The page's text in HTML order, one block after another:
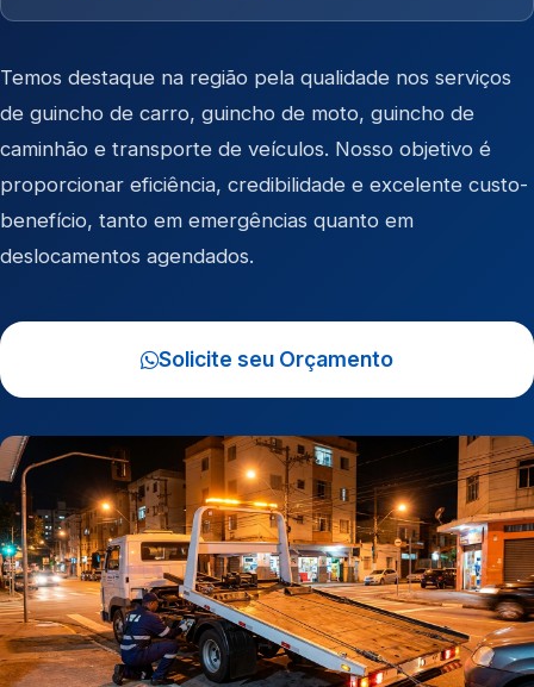
Temos destaque na região pela qualidade nos serviços
de guincho de carro, guincho de moto, guincho de
caminhão e transporte de veículos. Nosso objetivo é
proporcionar eficiência, credibilidade e excelente custo-
benefício, tanto em emergências quanto em
deslocamentos agendados.
Solicite seu Orçamento